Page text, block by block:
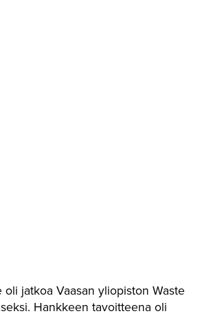
jatkoa Vaasan yliopiston Waste
Hankkeen tavoitteena oli